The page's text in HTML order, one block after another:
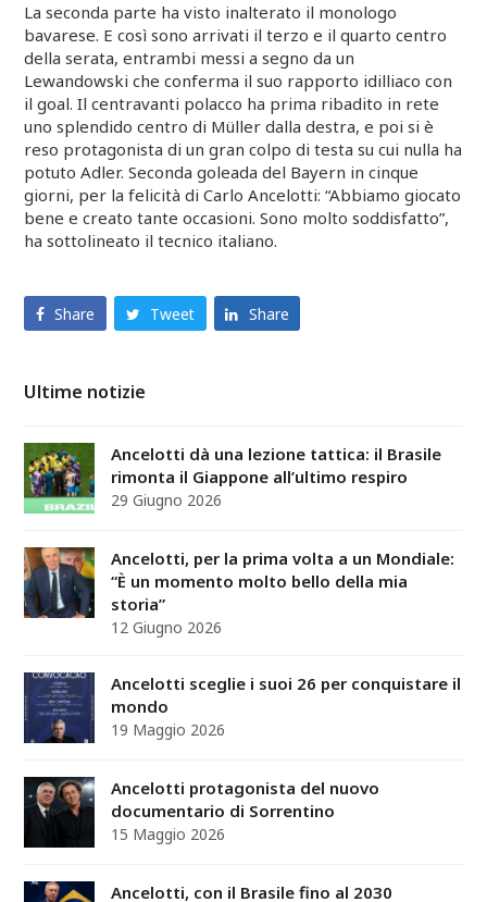
La seconda parte ha visto inalterato il monologo
bavarese. E così sono arrivati il terzo e il quarto centro
della serata, entrambi messi a segno da un
Lewandowski che conferma il suo rapporto idilliaco con
il goal. Il centravanti polacco ha prima ribadito in rete
uno splendido centro di Müller dalla destra, e poi si è
reso protagonista di un gran colpo di testa su cui nulla ha
potuto Adler. Seconda goleada del Bayern in cinque
giorni, per la felicità di Carlo Ancelotti: “Abbiamo giocato
bene e creato tante occasioni. Sono molto soddisfatto”,
ha sottolineato il tecnico italiano.
Share Tweet Share
Ultime notizie
Ancelotti dà una lezione tattica: il Brasile
rimonta il Giappone all’ultimo respiro
29 Giugno 2026
Ancelotti, per la prima volta a un Mondiale:
“È un momento molto bello della mia
storia”
12 Giugno 2026
Ancelotti sceglie i suoi 26 per conquistare il
mondo
19 Maggio 2026
Ancelotti protagonista del nuovo
documentario di Sorrentino
15 Maggio 2026
Ancelotti, con il Brasile fino al 2030